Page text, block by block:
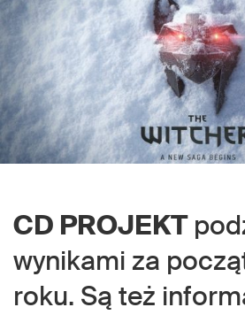
CD PROJEKT
wynikami za
roku. Są też